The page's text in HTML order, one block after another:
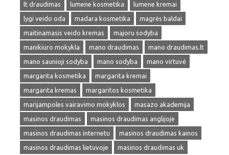
lt draudimas
lumene kosmetika
lumene kremai
lygi veido oda
madara kosmetika
magrės baldai
maitinamasis veido kremas
majoru sodyba
manikiuro mokykla
mano draudimas
mano draudimas.lt
mano saunioji sodyba
mano sodyba
mano virtuvė
margarita kosmetika
margarita kremai
margarita kremas
margaritos kosmetika
marijampoles vairavimo mokyklos
masazo akademija
masinos draudimas
masinos draudimas anglijoje
masinos draudimas internetu
masinos draudimas kainos
masinos draudimas lietuvoje
masinos draudimas uk